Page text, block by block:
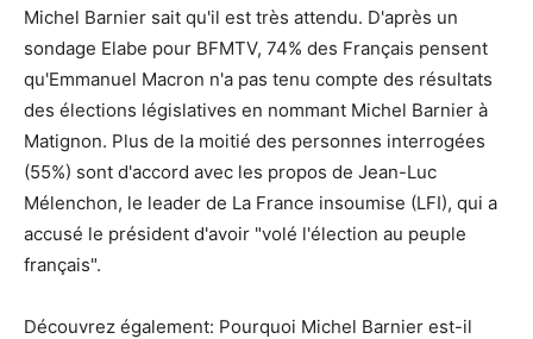
Michel Barnier sait qu'il est très attendu. D'après un
sondage Elabe pour BFMTV, 74% des Français pensent
qu'Emmanuel Macron n'a pas tenu compte des résultats
des élections législatives en nommant Michel Barnier à
Matignon. Plus de la moitié des personnes interrogées
(55%) sont d'accord avec les propos de Jean-Luc
Mélenchon, le leader de La France insoumise (LFI), qui a
accusé le président d'avoir "volé l'élection au peuple
français".
Découvrez également: Pourquoi Michel Barnier est-il